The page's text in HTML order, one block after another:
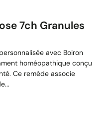
7ch Granules
avec Boiron
homéopathique conçu
Ce remède associe